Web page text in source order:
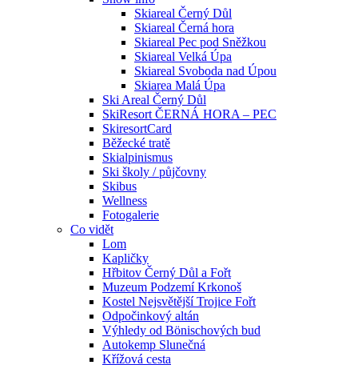
Skiareal Černý Důl
Skiareal Černá hora
Skiareal Pec pod Sněžkou
Skiareal Velká Úpa
Skiareal Svoboda nad Úpou
Skiarea Malá Úpa
Ski Areal Černý Důl
SkiResort ČERNÁ HORA – PEC
SkiresortCard
Běžecké tratě
Skialpinismus
Ski školy / půjčovny
Skibus
Wellness
Fotogalerie
Co vidět
Lom
Kapličky
Hřbitov Černý Důl a Fořt
Muzeum Podzemí Krkonoš
Kostel Nejsvětější Trojice Fořt
Odpočinkový altán
Výhledy od Bönischových bud
Autokemp Slunečná
Křížová cesta